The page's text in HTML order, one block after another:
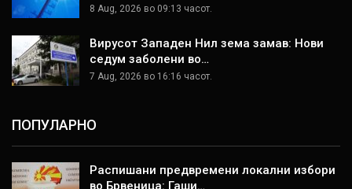
8 Aug, 2026 во 09:13 часот.
Вирусот Западен Нил зема замав: Нови
седум заболени во…
7 Aug, 2026 во 16:16 часот.
ПОПУЛАРНО
Распишани предвремени локални избори
во Брвеница: Гаши…